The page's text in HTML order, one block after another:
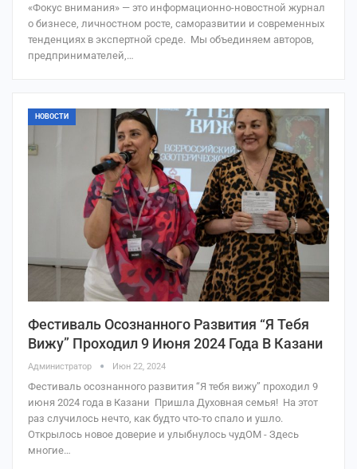
«Фокус внимания» — это информационно-новостной журнал
о бизнесе, личностном росте, саморазвитии и современных
тенденциях в экспертной среде. Мы объединяем авторов,
предпринимателей,…
НОВОСТИ
Фестиваль Осознанного Развития “Я Тебя
Вижу” Проходил 9 Июня 2024 Года В Казани
Администратор Июн 22, 2024
Фестиваль осознанного развития “Я тебя вижу” проходил 9
июня 2024 года в Казани Пришла Духовная семья! На этот
раз случилось нечто, как будто что-то спало и ушло.
Открылось новое доверие и улыбнулось чудОМ - Здесь
многие…